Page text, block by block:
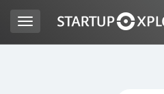
Toggle
navigation